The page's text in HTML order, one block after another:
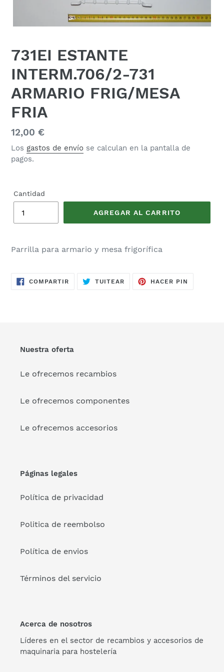
731EI ESTANTE
INTERM.706/2-731
ARMARIO FRIG/MESA
FRIA
Precio
habitual
12,00 €
Los gastos de envío se calculan en la pantalla de
pagos.
Cantidad
AGREGAR AL CARRITO
Parrilla para armario y mesa frigorífica
COMPARTIRCOMPARTIRTUITEAR TUITEARHACER PIN
Nuestra oferta
Le ofrecemos recambios
Le ofrecemos componentes
Le ofrecemos accesorios
Páginas legales
Política de privacidad
Politica de reembolso
Política de envios
Términos del servicio
Acerca de nosotros
Líderes en el sector de recambios y accesorios de
maquinaria para hostelería